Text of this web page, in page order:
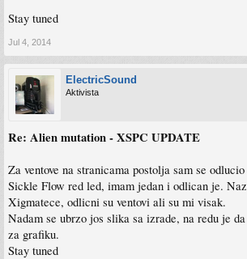
Stay tuned
Jul 4, 2014
ElectricSound
Aktivista
Re: Alien mutation - XSPC UPDATE
Za ventove na stranicama postolja sam se
Sickle Flow red led, imam jedan i odlican je.
Xigmatece, odlicni su ventovi ali su mi visak.
Nadam se ubrzo jos slika sa izrade, na redu je
za grafiku.
Stay tuned